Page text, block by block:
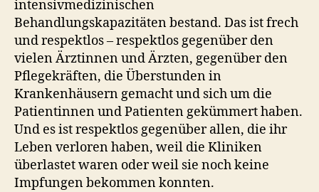
intensivmedizinischen
Behandlungskapazitäten bestand. Das ist frech
und respektlos – respektlos gegenüber den
vielen Ärztinnen und Ärzten, gegenüber den
Pflegekräften, die Überstunden in
Krankenhäusern gemacht und sich um die
Patientinnen und Patienten gekümmert haben.
Und es ist respektlos gegenüber allen, die ihr
Leben verloren haben, weil die Kliniken
überlastet waren oder weil sie noch keine
Impfungen bekommen konnten.